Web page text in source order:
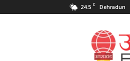
24.5 C Dehradun